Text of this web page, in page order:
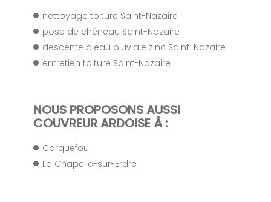
nettoyage toiture Saint-Nazaire
pose de chéneau Saint-Nazaire
descente d'eau pluviale zinc Saint-Nazaire
entretien toiture Saint-Nazaire
NOUS PROPOSONS AUSSI
COUVREUR ARDOISE À :
Carquefou
La Chapelle-sur-Erdre